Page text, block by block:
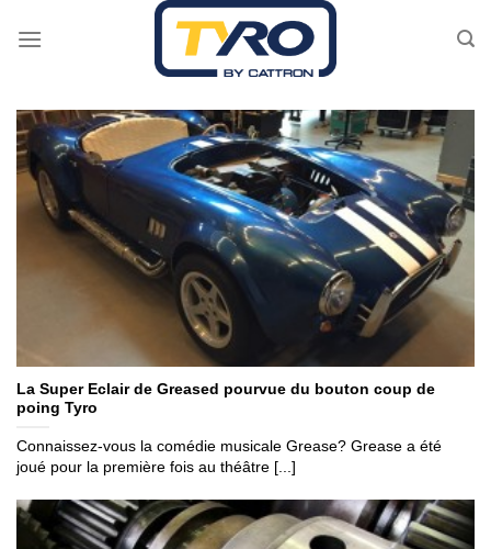
La Super Eclair de Greased pourvue du bouton coup de
poing Tyro
Connaissez-vous la comédie musicale Grease? Grease a été
joué pour la première fois au théâtre [...]